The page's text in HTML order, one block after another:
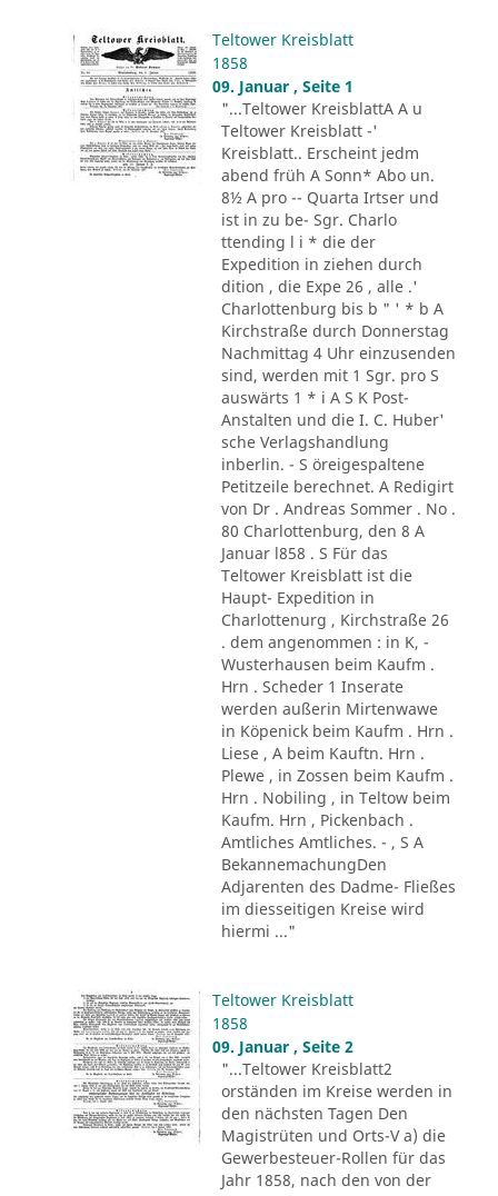
Teltower Kreisblatt
1858
09. Januar , Seite 1
"...Teltower KreisblattA A u
Teltower Kreisblatt -'
Kreisblatt.. Erscheint jedm
abend früh A Sonn* Abo un.
8½ A pro -- Quarta Irtser und
ist in zu be- Sgr. Charlo
ttending l i * die der
Expedition in ziehen durch
dition , die Expe 26 , alle .'
Charlottenburg bis b " ' * b A
Kirchstraße durch Donnerstag
Nachmittag 4 Uhr einzusenden
sind, werden mit 1 Sgr. pro S
auswärts 1 * i A S K Post-
Anstalten und die I. C. Huber'
sche Verlagshandlung
inberlin. - S öreigespaltene
Petitzeile berechnet. A Redigirt
von Dr . Andreas Sommer . No .
80 Charlottenburg, den 8 A
Januar l858 . S Für das
Teltower Kreisblatt ist die
Haupt- Expedition in
Charlottenurg , Kirchstraße 26
. dem angenommen : in K, -
Wusterhausen beim Kaufm .
Hrn . Scheder 1 Inserate
werden außerin Mirtenwawe
in Köpenick beim Kaufm . Hrn .
Liese , A beim Kauftn. Hrn .
Plewe , in Zossen beim Kaufm .
Hrn . Nobiling , in Teltow beim
Kaufm. Hrn , Pickenbach .
Amtliches Amtliches. - , S A
BekannemachungDen
Adjarenten des Dadme- Fließes
im diesseitigen Kreise wird
hiermi ..."
Teltower Kreisblatt
1858
09. Januar , Seite 2
"...Teltower Kreisblatt2
orständen im Kreise werden in
den nächsten Tagen Den
Magistrüten und Orts-V a) die
Gewerbesteuer-Rollen für das
Jahr 1858, nach den von der